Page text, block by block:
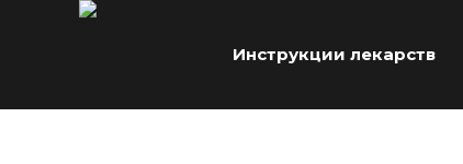
Инструкции лекарств